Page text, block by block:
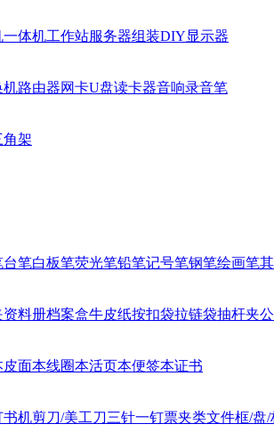
一体机工作站服务器组装DIY显示器
机路由器网卡U盘读卡器音响录音笔
角架
台笔白板笔荧光笔铅笔记号笔钢笔绘画笔
资料册档案盒牛皮纸按扣袋拉链袋抽杆夹
皮面本线圈本活页本便签本证书
书机剪刀/美工刀三针一钉票夹类文件框/盘/